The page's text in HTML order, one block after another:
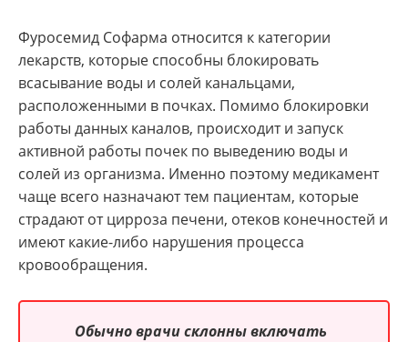
Фуросемид Софарма относится к категории
лекарств, которые способны блокировать
всасывание воды и солей канальцами,
расположенными в почках. Помимо блокировки
работы данных каналов, происходит и запуск
активной работы почек по выведению воды и
солей из организма. Именно поэтому медикамент
чаще всего назначают тем пациентам, которые
страдают от цирроза печени, отеков конечностей и
имеют какие-либо нарушения процесса
кровообращения.
Обычно врачи склонны включать